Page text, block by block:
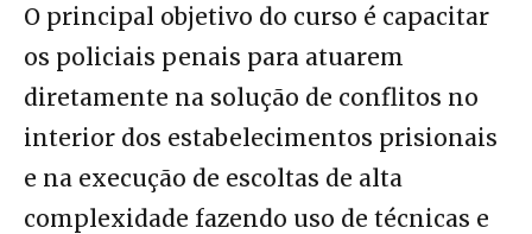
O principal objetivo do curso é capacitar
os policiais penais para atuarem
diretamente na solução de conflitos no
interior dos estabelecimentos prisionais
e na execução de escoltas de alta
complexidade fazendo uso de técnicas e